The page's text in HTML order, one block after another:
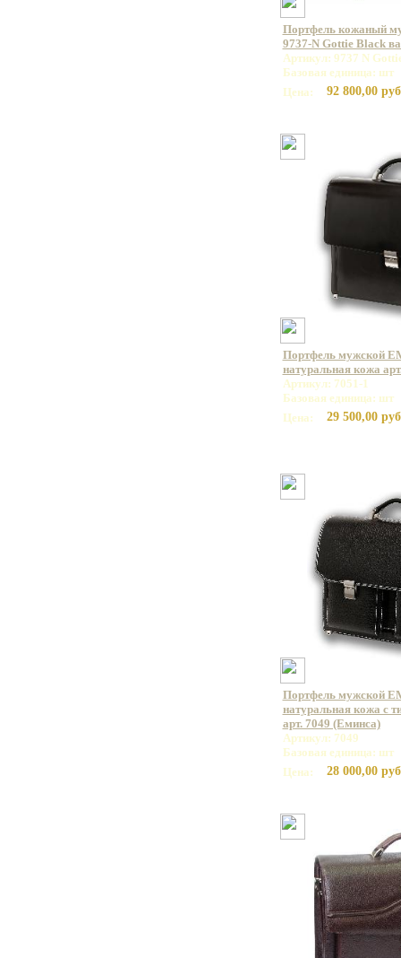
Портфель кожаный
9737-N Gottie Black
Артикул: 9737 N
Базовая единица: шт
Цена:
92 800,00
Портфель мужской
натуральная кожа
Артикул: 7051-1
Базовая единица: шт
Цена:
29 500,00
Портфель мужской
натуральная кожа с
арт. 7049 (Еминса)
Артикул: 7049
Базовая единица: шт
Цена:
28 000,00